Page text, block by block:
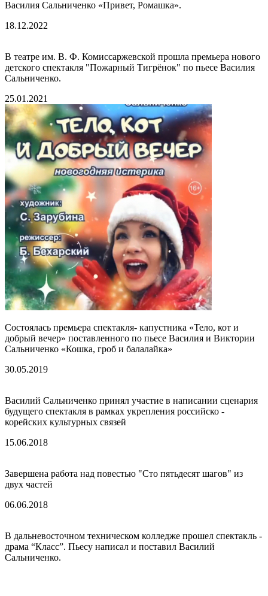
Василия Сальниченко «Привет, Ромашка».
18.12.2022
В театре им. В. Ф. Комиссаржевской прошла премьера нового
детского спектакля "Пожарный Тигрёнок" по пьесе Василия
Сальниченко.
25.01.2021
Состоялась премьера спектакля- капустника «Тело, кот и
добрый вечер» поставленного по пьесе Василия и Виктории
Сальниченко «Кошка, гроб и балалайка»
30.05.2019
Василий Сальниченко принял участие в написании сценария
будущего спектакля в рамках укрепления российско -
корейских культурных связей
15.06.2018
Завершена работа над повестью "Сто пятьдесят шагов" из
двух частей
06.06.2018
В дальневосточном техническом колледже прошел спектакль -
драма “Класс”. Пьесу написал и поставил Василий
Сальниченко.